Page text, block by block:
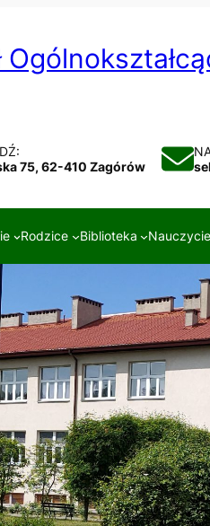
75, 62-410 Zagórów
Rodzice Biblioteka